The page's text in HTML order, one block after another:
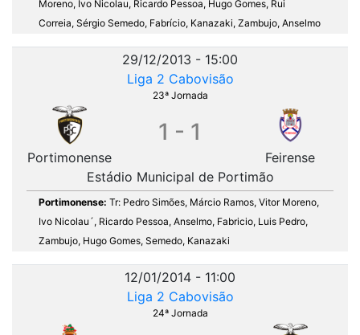
Moreno, Ivo Nicolau, Ricardo Pessoa, Hugo Gomes, Rui
Correia, Sérgio Semedo, Fabrício, Kanazaki, Zambujo, Anselmo
29/12/2013 - 15:00
Liga 2 Cabovisão
23ª Jornada
Portimonense
1 - 1
Feirense
Estádio Municipal de Portimão
Portimonense: Tr: Pedro Simões, Márcio Ramos, Vitor Moreno,
Ivo Nicolau´, Ricardo Pessoa, Anselmo, Fabricio, Luis Pedro,
Zambujo, Hugo Gomes, Semedo, Kanazaki
12/01/2014 - 11:00
Liga 2 Cabovisão
24ª Jornada